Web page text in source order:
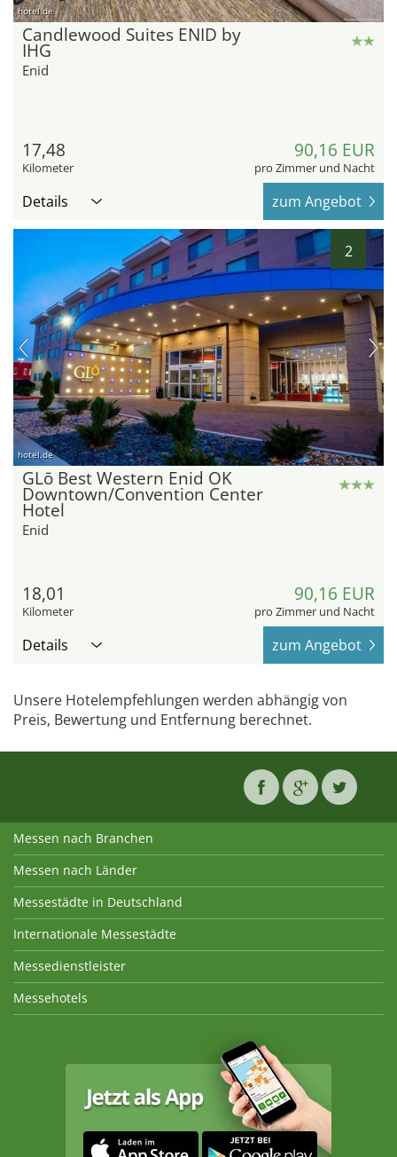
hotel.de
Candlewood Suites ENID by
IHG
Enid
17,48
Kilometer
90,16 EUR
pro Zimmer und Nacht
Details zum Angebot
2
hotel.de
GLō Best Western Enid OK
Downtown/Convention Center
Hotel
Enid
18,01
Kilometer
90,16 EUR
pro Zimmer und Nacht
Details zum Angebot
Unsere Hotelempfehlungen werden abhängig von
Preis, Bewertung und Entfernung berechnet.
Messen nach Branchen
Messen nach Länder
Messestädte in Deutschland
Internationale Messestädte
Messedienstleister
Messehotels